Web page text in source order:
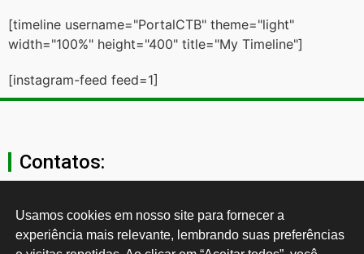
[timeline username="PortalCTB" theme="light"
width="100%" height="400" title="My Timeline"]
[instagram-feed feed=1]
Contatos:
secgeral@ctb.org.br
11 3874-0040
Usamos cookies em nosso site para fornecer a
experiência mais relevante, lembrando suas preferências